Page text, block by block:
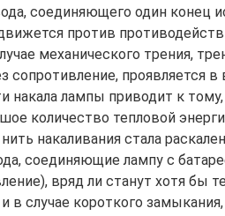
соединяющего один конец
против
механического трения,
сопротивление, проявляется в
накала лампы приводит к
количество тепловой
накаливания стала
соединяющие лампу с
вряд ли станут хотя бы
в случае короткого